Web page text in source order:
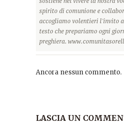
spirito di comunione e
accogliamo volentieri l'invito
testo che prepariamo ogni
preghiera.
Ancora nessun commento.
LASCIA UN